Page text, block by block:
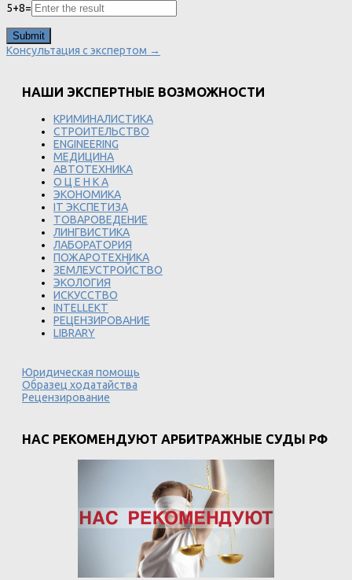
5+8=
Консультация с экспертом →
НАШИ ЭКСПЕРТНЫЕ ВОЗМОЖНОСТИ
КРИМИНАЛИСТИКА
СТРОИТЕЛЬСТВО
ENGINEERING
МЕДИЦИНА
АВТОТЕХНИКА
О Ц Е Н К А
ЭКОНОМИКА
IT ЭКСПЕТИЗА
ТОВАРОВЕДЕНИЕ
ЛИНГВИСТИКА
ЛАБОРАТОРИЯ
ПОЖАРОТЕХНИКА
ЗЕМЛЕУСТРОЙСТВО
ЭКОЛОГИЯ
ИСКУССТВО
INTELLEKT
РЕЦЕНЗИРОВАНИЕ
LIBRARY
Юридическая помощь
Образец ходатайства
Рецензирование
НАС РЕКОМЕНДУЮТ АРБИТРАЖНЫЕ СУДЫ РФ